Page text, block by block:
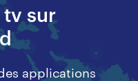
sur
applications